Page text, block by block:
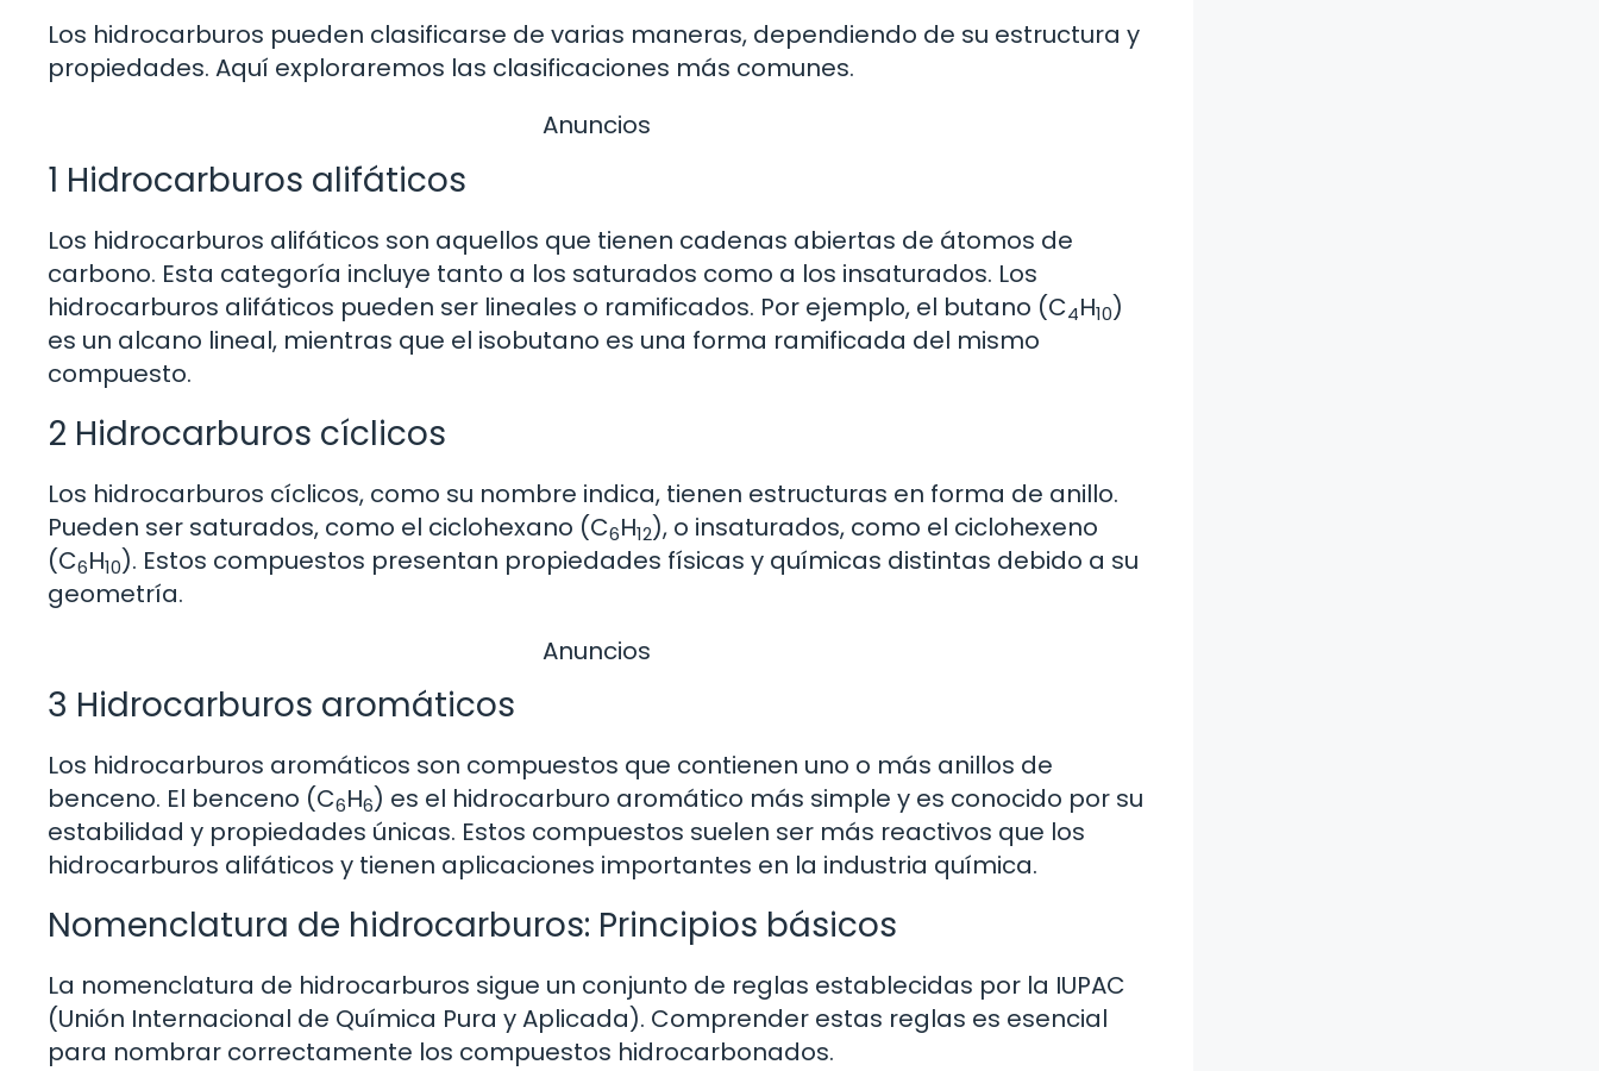
Los hidrocarburos pueden clasificarse de varias maneras, dependiendo de su estructura y
propiedades. Aquí exploraremos las clasificaciones más comunes.
Anuncios
1 Hidrocarburos alifáticos
Los hidrocarburos alifáticos son aquellos que tienen cadenas abiertas de átomos de
carbono. Esta categoría incluye tanto a los saturados como a los insaturados. Los
hidrocarburos alifáticos pueden ser lineales o ramificados. Por ejemplo, el butano (C4H10)
es un alcano lineal, mientras que el isobutano es una forma ramificada del mismo
compuesto.
2 Hidrocarburos cíclicos
Los hidrocarburos cíclicos, como su nombre indica, tienen estructuras en forma de anillo.
Pueden ser saturados, como el ciclohexano (C6H12), o insaturados, como el ciclohexeno
(C6H10). Estos compuestos presentan propiedades físicas y químicas distintas debido a su
geometría.
Anuncios
3 Hidrocarburos aromáticos
Los hidrocarburos aromáticos son compuestos que contienen uno o más anillos de
benceno. El benceno (C6H6) es el hidrocarburo aromático más simple y es conocido por su
estabilidad y propiedades únicas. Estos compuestos suelen ser más reactivos que los
hidrocarburos alifáticos y tienen aplicaciones importantes en la industria química.
Nomenclatura de hidrocarburos: Principios básicos
La nomenclatura de hidrocarburos sigue un conjunto de reglas establecidas por la IUPAC
(Unión Internacional de Química Pura y Aplicada). Comprender estas reglas es esencial
para nombrar correctamente los compuestos hidrocarbonados.